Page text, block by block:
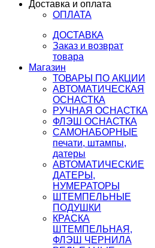
Доставка и оплата
ОПЛАТА
ДОСТАВКА
Заказ и возврат
товара
Магазин
ТОВАРЫ ПО АКЦИИ
АВТОМАТИЧЕСКАЯ
ОСНАСТКА
РУЧНАЯ ОСНАСТКА
ФЛЭШ ОСНАСТКА
САМОНАБОРНЫЕ
печати, штампы,
датеры
АВТОМАТИЧЕСКИЕ
ДАТЕРЫ,
НУМЕРАТОРЫ
ШТЕМПЕЛЬНЫЕ
ПОДУШКИ
КРАСКА
ШТЕМПЕЛЬНАЯ,
ФЛЭШ ЧЕРНИЛА